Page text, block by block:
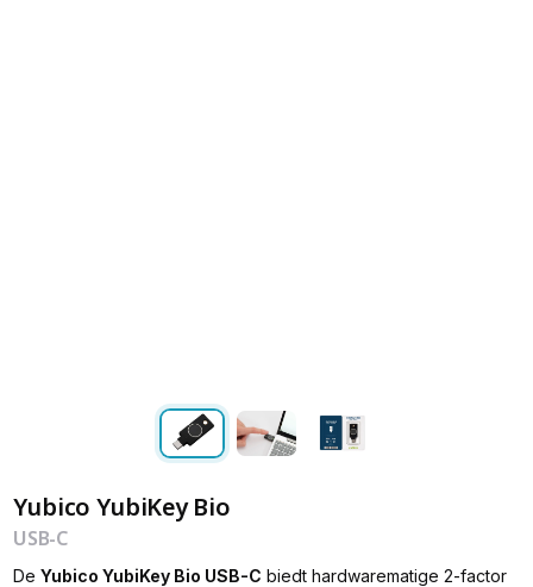
Yubico YubiKey Bio
USB-C
De Yubico YubiKey Bio USB-C biedt hardwarematige 2-factor